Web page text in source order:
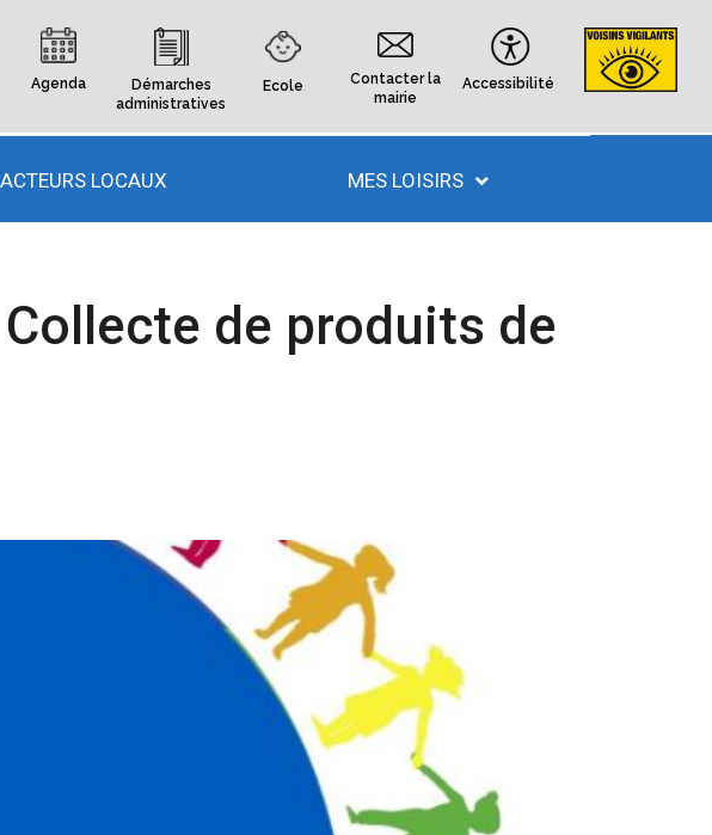
Agenda
Démarches
administratives
Ecole
Contacter la
mairie
Accessibilité
LOCAUX MES LOISIRS
de produits de